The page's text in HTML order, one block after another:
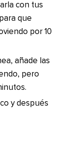
con tus
que
por 10
añade las
pero
y después